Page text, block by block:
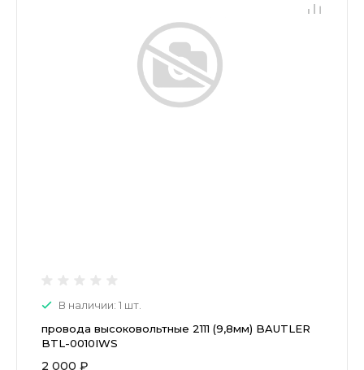
В наличии: 1 шт.
провода высоковольтные 2111 (9,8мм) BAUTLER
BTL-0010IWS
2 000 ₽